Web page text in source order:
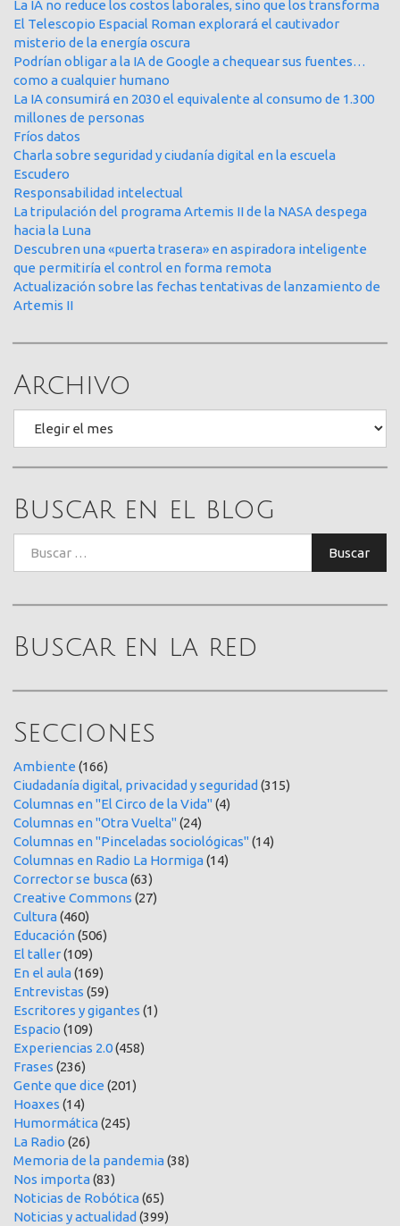
La IA no reduce los costos laborales, sino que los transforma
El Telescopio Espacial Roman explorará el cautivador
misterio de la energía oscura
Podrían obligar a la IA de Google a chequear sus fuentes…
como a cualquier humano
La IA consumirá en 2030 el equivalente al consumo de 1.300
millones de personas
Fríos datos
Charla sobre seguridad y ciudanía digital en la escuela
Escudero
Responsabilidad intelectual
La tripulación del programa Artemis II de la NASA despega
hacia la Luna
Descubren una «puerta trasera» en aspiradora inteligente
que permitiría el control en forma remota
Actualización sobre las fechas tentativas de lanzamiento de
Artemis II
Archivo
Buscar en el blog
Buscar
Buscar en la red
Secciones
Ambiente (166)
Ciudadanía digital, privacidad y seguridad (315)
Columnas en "El Circo de la Vida"(4)
Columnas en "Otra Vuelta"(24)
Columnas en "Pinceladas sociológicas"(14)
Columnas en Radio La Hormiga(14)
Corrector se busca(63)
Creative Commons (27)
Cultura(460)
Educación(506)
El taller(109)
En el aula(169)
Entrevistas (59)
Escritores y gigantes (1)
Espacio (109)
Experiencias 2.0(458)
Frases (236)
Gente que dice (201)
Hoaxes (14)
Humormática(245)
La Radio (26)
Memoria de la pandemia(38)
Nos importa(83)
Noticias de Robótica(65)
Noticias y actualidad (399)